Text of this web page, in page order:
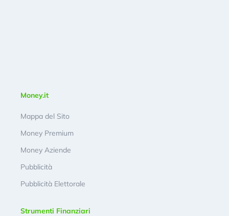
Money.it
Mappa del Sito
Money Premium
Money Aziende
Pubblicità
Pubblicità Elettorale
Strumenti Finanziari